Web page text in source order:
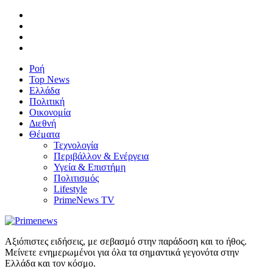
Ροή
Top News
Ελλάδα
Πολιτική
Οικονομία
Διεθνή
Θέματα
Τεχνολογία
Περιβάλλον & Ενέργεια
Υγεία & Επιστήμη
Πολιτισμός
Lifestyle
PrimeNews TV
Αξιόπιστες ειδήσεις, με σεβασμό στην παράδοση και το ήθος.
Μείνετε ενημερωμένοι για όλα τα σημαντικά γεγονότα στην
Ελλάδα και τον κόσμο.